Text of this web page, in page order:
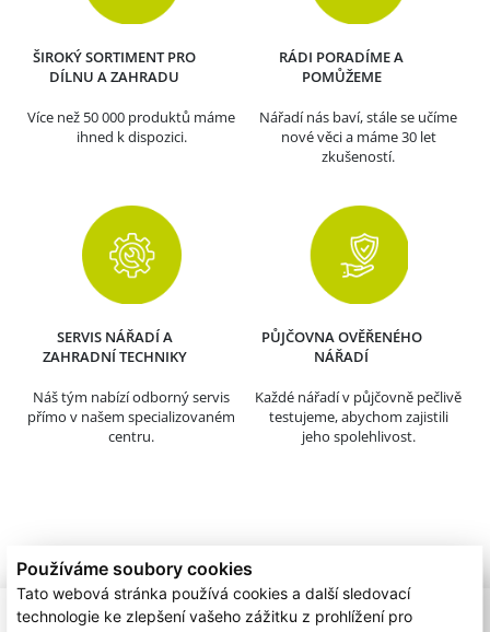
Používáme soubory cookies
Tato webová stránka používá cookies a další sledovací
technologie ke zlepšení vašeho zážitku z prohlížení pro
ŠIROKÝ SORTIMENT PRO
DÍLNU A ZAHRADU
Více než 50 000 produktů máme
ihned k dispozici.
RÁDI PORADÍME A
POMŮŽEME
Nářadí nás baví, stále se učíme
nové věci a máme 30 let
zkušeností.
SERVIS NÁŘADÍ A
ZAHRADNÍ TECHNIKY
Náš tým nabízí odborný servis
přímo v našem specializovaném
centru.
PŮJČOVNA OVĚŘENÉHO
NÁŘADÍ
Každé nářadí v půjčovně pečlivě
testujeme, abychom zajistili
jeho spolehlivost.